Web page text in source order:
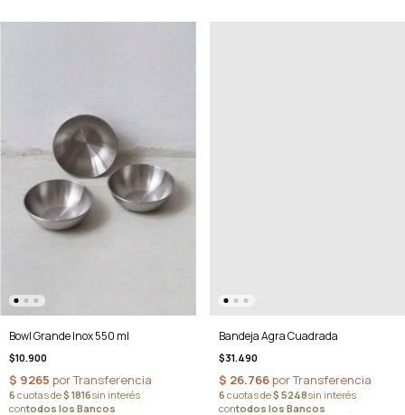
Bowl Grande Inox 550 ml
$10.900
Bandeja Agra Cuadrada
$31.490